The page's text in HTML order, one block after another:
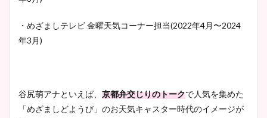
・めざましテレビ 金曜天気コーナー担当(2022年4月〜2024
年3月)
谷尻萌アナといえば、 京都弁交じりのトークで人気を集めた
「めざましどようび」のお天気キャスター時代のイメージが